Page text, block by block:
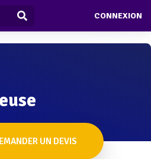
CONNEXION
UN DEVIS